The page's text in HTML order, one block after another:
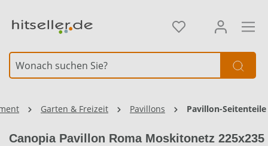
Garten & Freizeit Pavillons Pavillon-Seitenteile
Canopia Pavillon Roma Moskitonetz 225x235